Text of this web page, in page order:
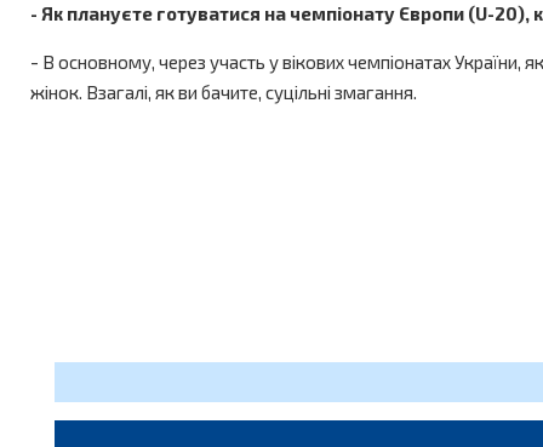
- Як плануєте готуватися на чемпіонату Європи (U-
- В основному, через участь у вікових чемпіонатах України,
жінок. Взагалі, як ви бачите, суцільні змагання.